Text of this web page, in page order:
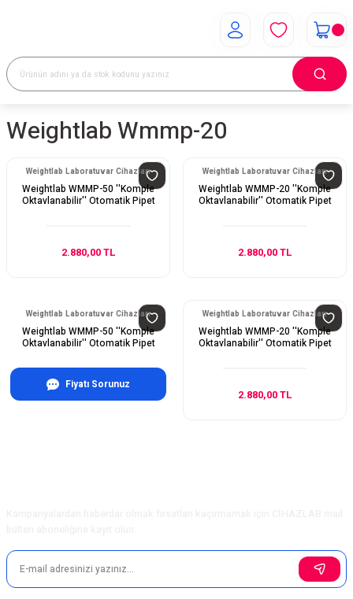
Weightlab Wmmp-20
Weightlab Laboratuvar Cihazları
Weightlab WMMP-50 ''Komple
Oktavlanabilir'' Otomatik Pipet
2.880,00 TL
Weightlab Laboratuvar Cihazları
Weightlab WMMP-20 ''Komple
Oktavlanabilir'' Otomatik Pipet
2.880,00 TL
Weightlab Laboratuvar Cihazları
Weightlab WMMP-50 ''Komple
Oktavlanabilir'' Otomatik Pipet
Fiyatı Sorunuz
Weightlab Laboratuvar Cihazları
Weightlab WMMP-20 ''Komple
Oktavlanabilir'' Otomatik Pipet
2.880,00 TL